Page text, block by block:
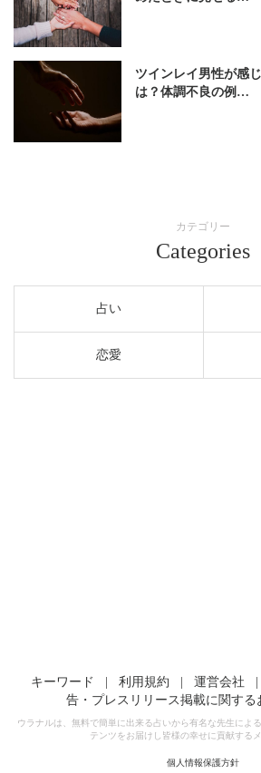
ツインレイ男性が感
は？体調不良の例…
カテゴリー
Categories
占い
恋愛
キーワード | 利用規約 | 運営会社 |
告・プレスリリース掲載に関する
ウラナルは、無料で簡単に出来る占いから有名な先生によ
テンツをお届けし皆様の幸せに貢献するメ
個人情報保護方針